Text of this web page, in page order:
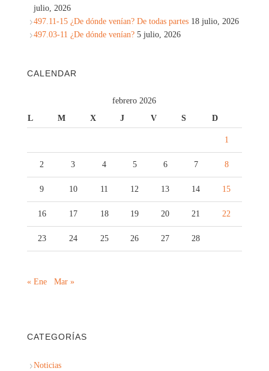
julio, 2026
497.11-15 ¿De dónde venían? De todas partes 18 julio, 2026
497.03-11 ¿De dónde venían? 5 julio, 2026
CALENDAR
febrero 2026
L
M X J V S D
1
2 3 4 5 6 7 8
9 10 11 12 13 14 15
16 17 18 19 20 21 22
23 24 25 26 27 28
« Ene Mar »
CATEGORÍAS
Noticias